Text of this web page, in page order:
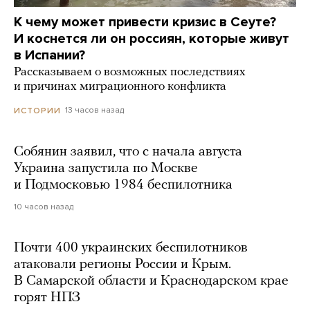
К чему может привести кризис в Сеуте?
И коснется ли он россиян, которые живут
в Испании?
Рассказываем о возможных последствиях
и причинах миграционного конфликта
ИСТОРИИ 13 часов назад
Собянин заявил, что с начала августа
Украина запустила по Москве
и Подмосковью 1984 беспилотника
10 часов назад
Почти 400 украинских беспилотников
атаковали регионы России и Крым.
В Самарской области и Краснодарском крае
горят НПЗ